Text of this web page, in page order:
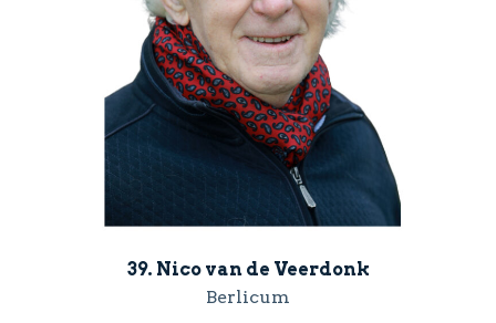
39. Nico van de Veerdonk
Berlicum